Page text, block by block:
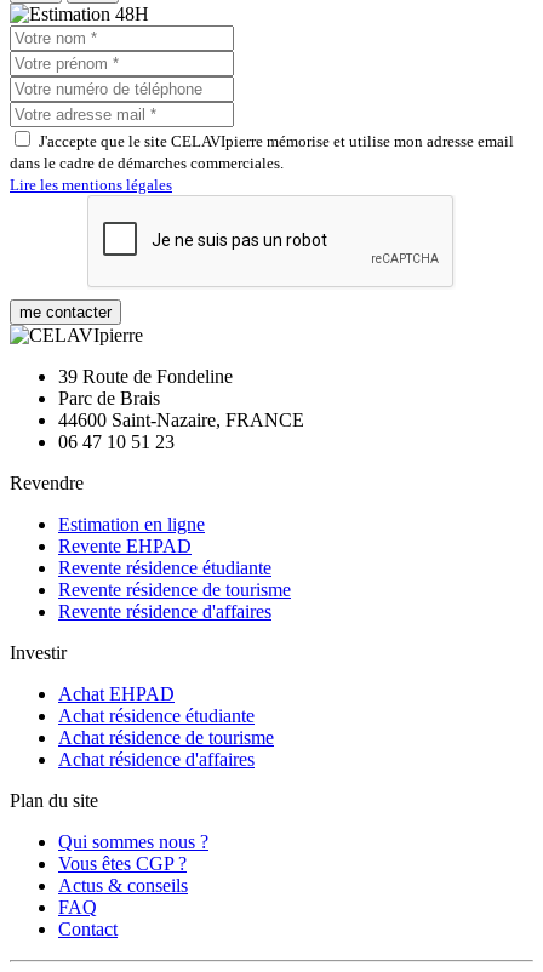
J'accepte que le site CELAVIpierre mémorise et utilise mon adresse email
dans le cadre de démarches commerciales.
Lire les mentions légales
me contacter
39 Route de Fondeline
Parc de Brais
44600 Saint-Nazaire, FRANCE
06 47 10 51 23
Revendre
Estimation en ligne
Revente EHPAD
Revente résidence étudiante
Revente résidence de tourisme
Revente résidence d'affaires
Investir
Achat EHPAD
Achat résidence étudiante
Achat résidence de tourisme
Achat résidence d'affaires
Plan du site
Qui sommes nous ?
Vous êtes CGP ?
Actus & conseils
FAQ
Contact